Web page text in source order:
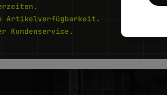
Artikelverfügbarkeit.
Kundenservice.